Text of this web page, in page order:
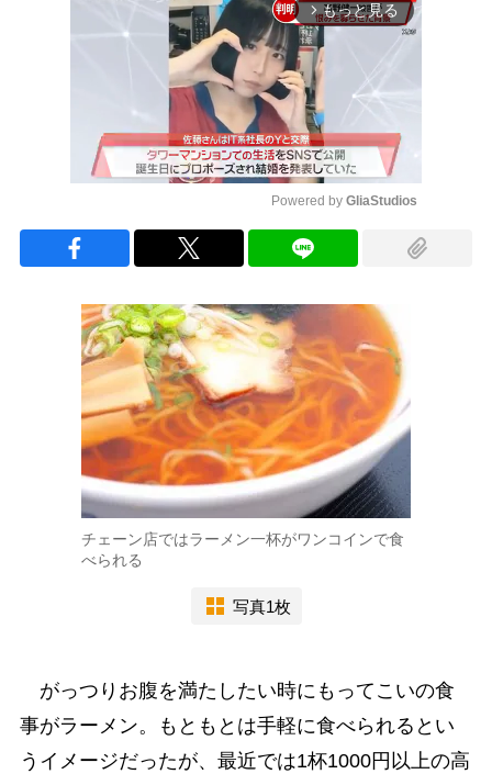
arrow_forward_ios もっと見る
Powered by GliaStudios
チェーン店ではラーメン一杯がワンコインで食
べられる
写真1枚
がっつりお腹を満たしたい時にもってこいの食
事がラーメン。もともとは手軽に食べられるとい
うイメージだったが、最近では1杯1000円以上の高